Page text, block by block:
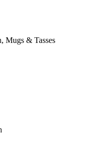
Mugs & Tasses